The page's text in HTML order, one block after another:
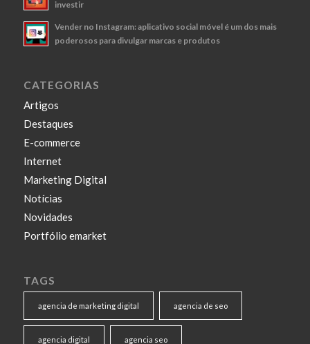
investir
Vender no Instagram: aplicativo social móvel é um dos mais
poderosos para divulgar marcas e produtos
CATEGORIAS
Artigos
Destaques
E-commerce
Internet
Marketing Digital
Notícias
Novidades
Portfólio emarket
TAGS
agencia de marketing digital agencia de seo
agencia digital agencia seo